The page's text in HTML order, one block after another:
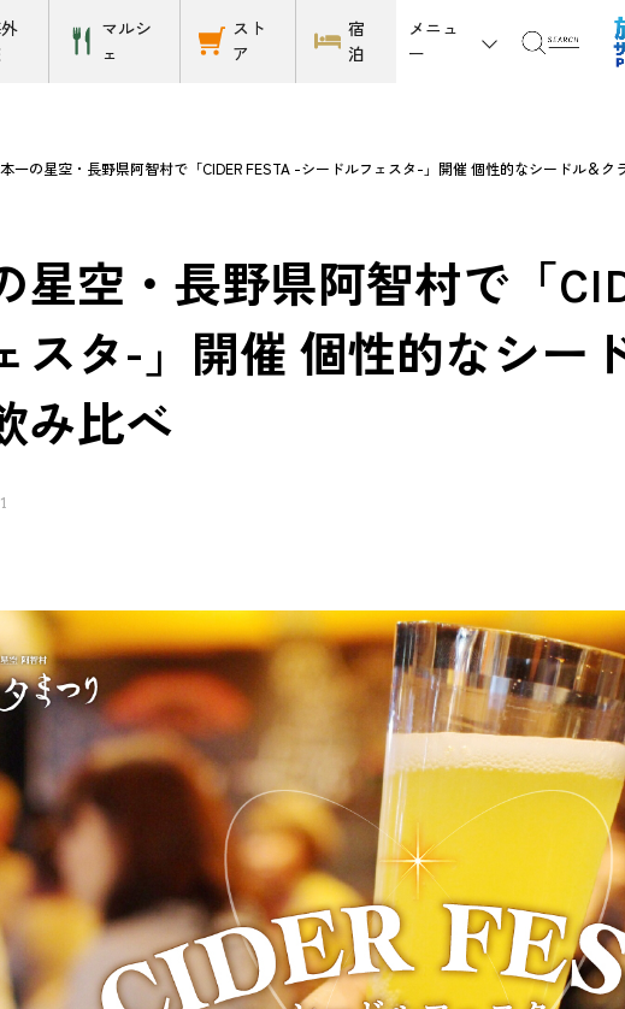
マルシ
ェ
スト
ア
宿
泊
メニュ
ー
一の星空・長野県阿智村で「CIDER FESTA -シードルフェスタ-」開催 個性的なシードル＆ク
星空・長野県阿智村で「
スタ-」開催 個性的なシー
み比べ